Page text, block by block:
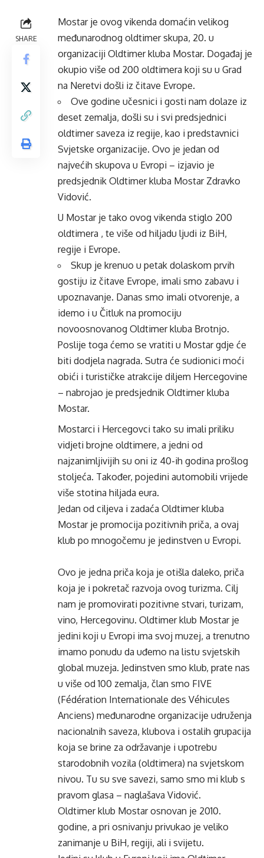
SHARE
Mostar je ovog vikenda domaćin velikog
međunarodnog oldtimer skupa, 20. u
organizaciji Oldtimer kluba Mostar. Događaj je
okupio više od 200 oldtimera koji su u Grad
na Neretvi došli iz čitave Evrope.
Ove godine učesnici i gosti nam dolaze iz
deset zemalja, došli su i svi predsjednici
oldtimer saveza iz regije, kao i predstavnici
Svjetske organizacije. Ovo je jedan od
najvećih skupova u Evropi – izjavio je
predsjednik Oldtimer kluba Mostar Zdravko
Vidović.
U Mostar je tako ovog vikenda stiglo 200
oldtimera , te više od hiljadu ljudi iz BiH,
regije i Evrope.
Skup je krenuo u petak dolaskom prvih
gostiju iz čitave Evrope, imali smo zabavu i
upoznavanje. Danas smo imali otvorenje, a
idemo i u Čitluk na promociju
novoosnovanog Oldtimer kluba Brotnjo.
Poslije toga ćemo se vratiti u Mostar gdje će
biti dodjela nagrada. Sutra će sudionici moći
obići i turističke atrakcije diljem Hercegovine
– nabrojao je predsjednik Oldtimer kluba
Mostar.
Mostarci i Hercegovci tako su imali priliku
vidjeti brojne oldtimere, a jedni od
najzanimljivijih su oni iz 40-ih godina prošlog
stoljeća. Također, pojedini automobili vrijede
više stotina hiljada eura.
Jedan od ciljeva i zadaća Oldtimer kluba
Mostar je promocija pozitivnih priča, a ovaj
klub po mnogočemu je jedinstven u Evropi.
Ovo je jedna priča koja je otišla daleko, priča
koja je i pokretač razvoja ovog turizma. Cilj
nam je promovirati pozitivne stvari, turizam,
vino, Hercegovinu. Oldtimer klub Mostar je
jedini koji u Evropi ima svoj muzej, a trenutno
imamo ponudu da uđemo na listu svjetskih
global muzeja. Jedinstven smo klub, prate nas
u više od 100 zemalja, član smo FIVE
(Fédération Internationale des Véhicules
Anciens) međunarodne organizacije udruženja
nacionalnih saveza, klubova i ostalih grupacija
koja se brine za održavanje i upotrebu
starodobnih vozila (oldtimera) na svjetskom
nivou. Tu su sve savezi, samo smo mi klub s
pravom glasa – naglašava Vidović.
Oldtimer klub Mostar osnovan je 2010.
godine, a pri osnivanju privukao je veliko
zanimanje u BiH, regiji, ali i svijetu.